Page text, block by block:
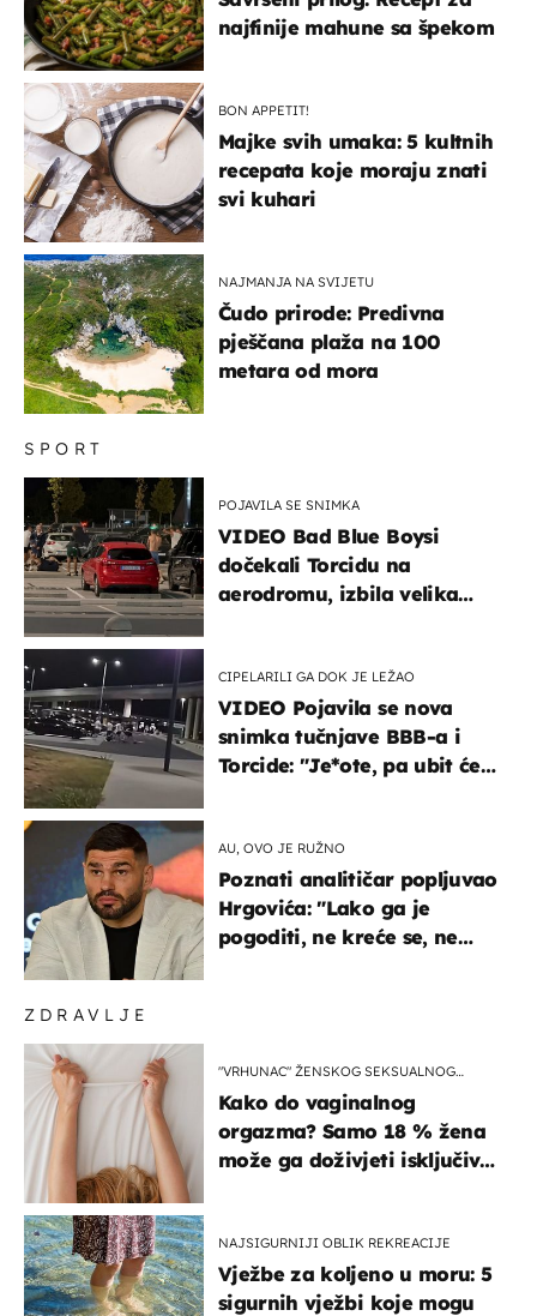
ZDRAVLJE
"VRHUNAC" ŽENSKOG SEKSUALNOG
Kako do vaginalnog
orgazma? Samo 18 % žena
može ga doživjeti isključivo
NAJSIGURNIJI OBLIK REKREACIJE
Vježbe za koljeno u moru: 5
sigurnih vježbi koje mogu
SPORT
POJAVILA SE SNIMKA
VIDEO Bad Blue Boysi
dočekali Torcidu na
aerodromu, izbila velika
CIPELARILI GA DOK JE LEŽAO
VIDEO Pojavila se nova
snimka tučnjave BBB-a i
Torcide: "Je*ote, pa ubit će
AU, OVO JE RUŽNO
Poznati analitičar popljuvao
Hrgovića: "Lako ga je
pogoditi, ne kreće se, ne
najfinije mahune sa špekom
BON APPETIT!
Majke svih umaka: 5 kultnih
recepata koje moraju znati
svi kuhari
NAJMANJA NA SVIJETU
Čudo prirode: Predivna
pješčana plaža na 100
metara od mora